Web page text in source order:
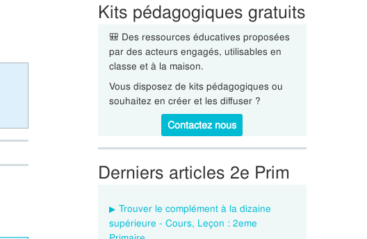
Kits pédagogiques gratuits
🎒 Des ressources éducatives proposées
par des acteurs engagés, utilisables en
classe et à la maison.
Vous disposez de kits pédagogiques ou
souhaitez en créer et les diffuser ?
Contactez nous
Derniers articles 2e Prim
Trouver le complément à la dizaine
supérieure - Cours, Leçon : 2eme